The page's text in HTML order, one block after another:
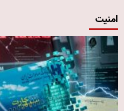
امنیت